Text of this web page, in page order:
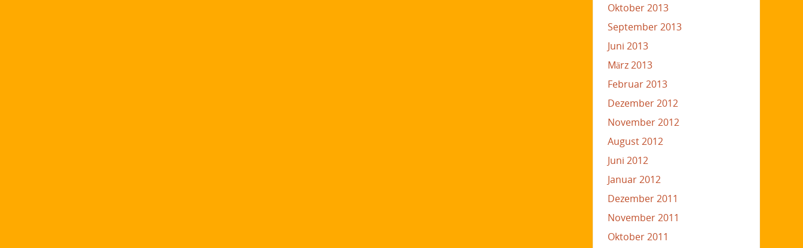
Oktober 2013
September 2013
Juni 2013
März 2013
Februar 2013
Dezember 2012
November 2012
August 2012
Juni 2012
Januar 2012
Dezember 2011
November 2011
Oktober 2011